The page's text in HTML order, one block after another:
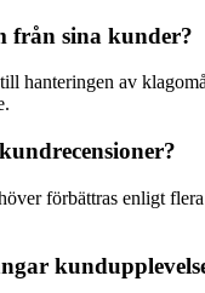
från sina kunder?
hanteringen av
förbättras enligt